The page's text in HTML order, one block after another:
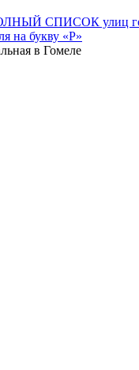
СПИСОК улиц
на букву «Р»
в Гомеле